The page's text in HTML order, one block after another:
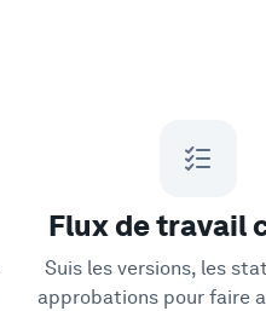
Flux de travail
Suis les versions, les
approbations pour faire